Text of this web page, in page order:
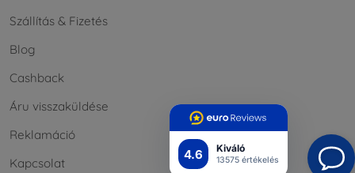
4.6 Kiváló
13575 értékelés
Szállítás & Fizetés
Blog
Cashback
Áru visszaküldése
Reklamáció
Kapcsolat